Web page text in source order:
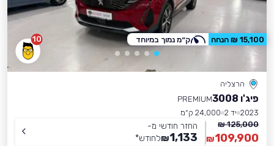
10
הרצליה
פיג'ו 3008
PREMIUM
2023 יד 2
24,000 ק״מ
125,000 ₪
109,900
₪
החזר חודשי מ-
1,133
₪לחודש*
15,100 ₪ הנחה ק״מ נמוך במיוחד